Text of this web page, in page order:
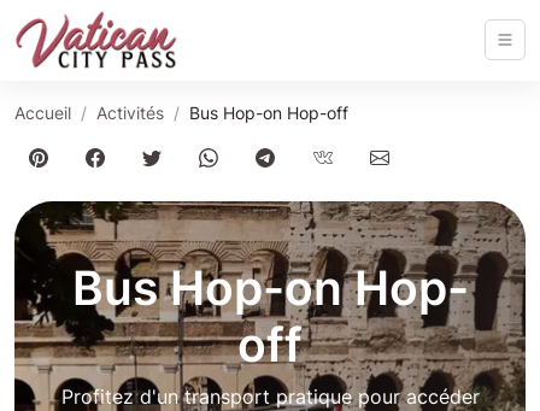
Accueil Activités Bus Hop-on Hop-off
Bus Hop-on Hop-
off
Profitez d'un transport pratique pour accéder